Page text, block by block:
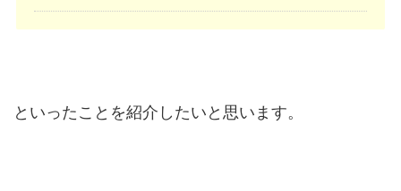
といったことを紹介したいと思います。